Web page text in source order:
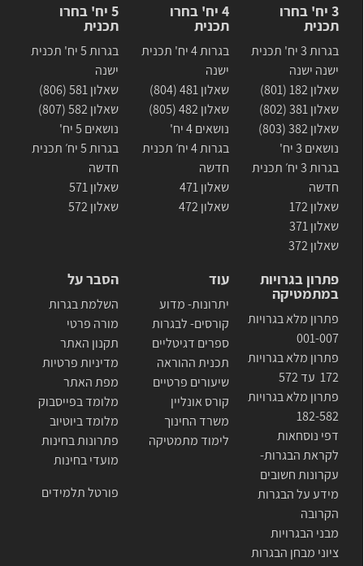
3 יח' בחרו
תכנית
בגרות 3 יח' תכנית
ישנה ישנה
שאלון 182 (801)
שאלון 381 (802)
שאלון 382 (803)
נושאים 3 יח'
בגרות 3 יח׳ תכנית
חדשה
שאלון 172
שאלון 371
שאלון 372
4 יח' בחרו
תכנית
בגרות 4 יח' תכנית
ישנה
שאלון 481 (804)
שאלון 482 (805)
נושאים 4 יח'
בגרות 4 יח׳ תכנית
חדשה
שאלון 471
שאלון 472
5 יח' בחרו
תכנית
בגרות 5 יח' תכנית
ישנה
שאלון 581 (806)
שאלון 582 (807)
נושאים 5 יח'
בגרות 5 יח׳ תכנית
חדשה
שאלון 571
שאלון 572
פתרון בגרויות
במתמטיקה
פתרון מלא בגרויות
001-007
פתרון מלא בגרויות
172 עד 572
פתרון מלא בגרויות
182-582
דפי נוסחאות
לקראת הבגרות-
עקרונות חשובים
מידע על הבגרות
הקרובה
מבני הבגרויות
ציוני מבחן הבגרות
עוד
יתרונות- מדוע
קורסים- לבגרות
ספרים דגיטליים
תכנית ההוראה
שיעורים פרטיים
קורס אונליין
משרד החינוך
לימוד מתמטיקה
הסבר על
השלמת בגרות
מורה פרטי
תקנון האתר
מדיניות פרטיות
מפת האתר
מלומד בפייסבוק
מלומד ביוטיוב
פתרונות בחינות
מועדי בחינות
פורטל תלמידים